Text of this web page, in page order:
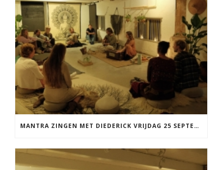
MANTRA ZINGEN MET DIEDERICK VRIJDAG 25 SEPTEMBER EN 20 NOVEMBER